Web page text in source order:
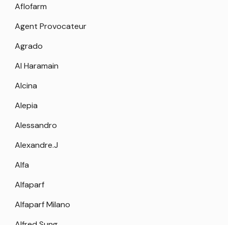
Aflofarm
Agent Provocateur
Agrado
Al Haramain
Alcina
Alepia
Alessandro
Alexandre.J
Alfa
Alfaparf
Alfaparf Milano